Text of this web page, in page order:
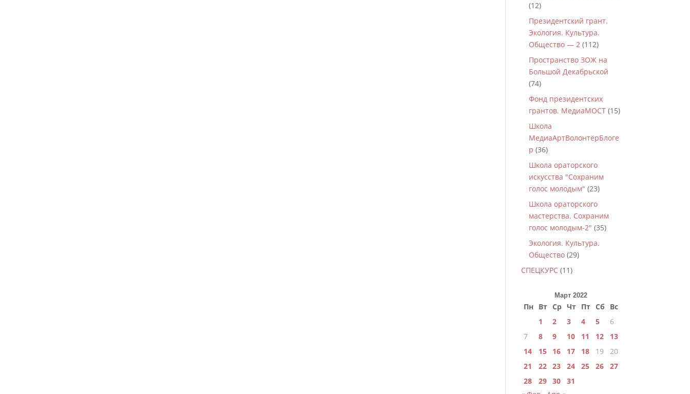
(12)
Президентский грант.
Экология. Культура.
Общество — 2 (112)
Пространство ЗОЖ на
Большой Декабрьской
(74)
Фонд президентских
грантов. МедиаМОСТ (15)
Школа
МедиаАртВолонтёрБлоге
р (36)
Школа ораторского
искусства "Сохраним
голос молодым" (23)
Школа ораторского
мастерства. Сохраним
голос молодым-2" (35)
Экология. Культура.
Общество (29)
СПЕЦКУРС (11)
Март 2022
Пн Вт Ср Чт Пт Сб
Вс
1
2 3 4 5
6
7
8 9 10 11 12
13
14
15 16 17 18 19
20
21
22 23 24 25 26
27
28
29 30
31